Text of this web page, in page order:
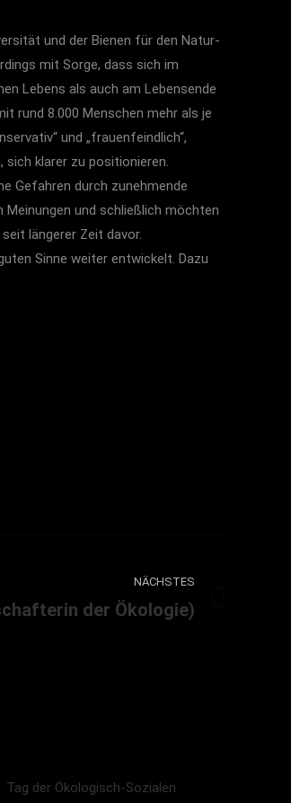
und der Bienen für den Natur-
mit Sorge, dass sich im
Lebens als auch am Lebensende
rund 8.000 Menschen mehr als je
und „frauenfeindlich“,
sich klarer zu positionieren.
Gefahren durch zunehmende
und schließlich möchten
längerer Zeit davor.
Sinne weiter entwickelt. Dazu
NÄCHSTES
der Ökologie)
Tag der Ökologisch-Sozialen